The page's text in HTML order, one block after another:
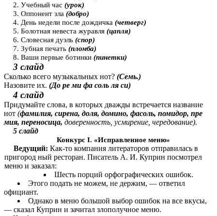
2. Учебный час(урок)
3. Оппонент зла(добро)
4. День недели после дождичка(четверг)
5. Болотная невеста журавля(цапля)
6. Словесная дуэль(спор)
7. Зубная печать(пломба)
8. Ваши первые ботинки(пинетки)
3 слайд
Сколько всего музыкальных нот? (Семь.)
Назовите их. (До ре ми фа соль ля си)
4 слайд
Придумайте слова, в которых дважды встречается название
нот (фамилия, сирена, доля, домино, фасоль, помидор, пре
мия, переносица, доверенность, усмирение, чередование).
5 слайд
Конкурс I. «Исправленное меню»
Ведущий: Как-то компания литераторов отправилась в
пригород ный ресторан. Писатель А. И. Куприн посмотрел
меню и заказал:
Шесть порций орфографических ошибок.
Этого подать не можем, не держим, — ответил
официант.
Однако в меню большой выбор ошибок на все вкусы,
— сказал Куприн и зачитал злополучное меню.